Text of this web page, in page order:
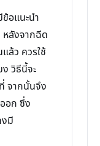
อแนะนำ
หลังจากฉีด
ล้ว ควรใช้
วิธีนี้จะ
จากนั้นจึง
อก ซึ่ง
มี